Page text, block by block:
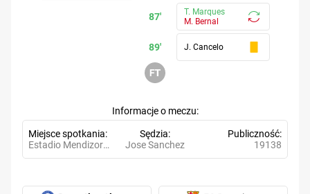
87'
T. Marques
M. Bernal
89' J. Cancelo
Informacje o meczu
Miejsce spotkania
Estadio Mendizorroza
Sędzia
Jose Sanchez
Publiczność
19138